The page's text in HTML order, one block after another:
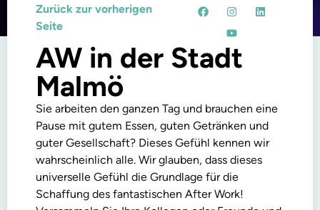
Zurück zur vorherigen
Seite
AW in der Stadt
Malmö
Sie arbeiten den ganzen Tag und brauchen eine
Pause mit gutem Essen, guten Getränken und
guter Gesellschaft? Dieses Gefühl kennen wir
wahrscheinlich alle. Wir glauben, dass dieses
universelle Gefühl die Grundlage für die
Schaffung des fantastischen After Work!